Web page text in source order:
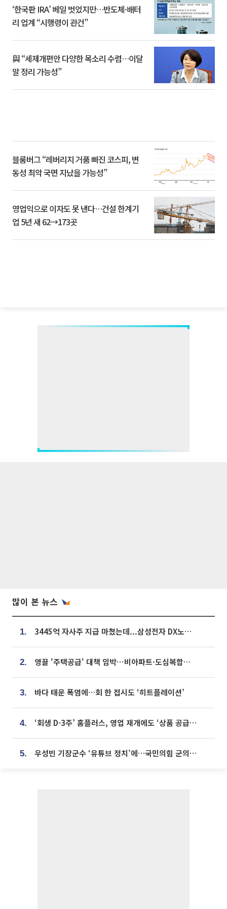
‘한국판 IRA’ 베일 벗었지만…반도체·배터
리 업계 “시행령이 관건”
與 “세제개편안 다양한 목소리 수렴…이달
말 정리 가능성”
블룸버그 “레버리지 거품 빠진 코스피, 변
동성 최악 국면 지났을 가능성”
영업익으로 이자도 못 낸다…건설 한계기
업 5년 새 62→173곳
많이 본 뉴스
1. 3445억 자사주 지급 마쳤는데...삼성전자 DX노조, 뒤늦은 '떼쓰기 집회'
2. 영끌 '주택공급' 대책 임박⋯비아파트·도심복합까지 총동원
3. 바다 태운 폭염에…회 한 접시도 ‘히트플레이션’
4. ‘회생 D-3주’ 홈플러스, 영업 재개에도 ‘상품 공급망’ 복구가 생존 관건
5. 우성빈 기장군수 ‘유튜브 정치’에…국민의힘 군의원들 집단 반발